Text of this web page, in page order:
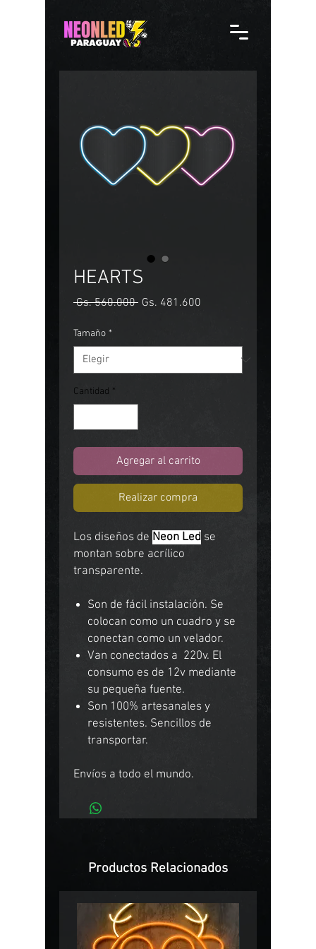
HEARTS
Gs. 560.000 Precio
Gs. 481.600
Tamaño *
Cantidad *
Agregar al carrito
Realizar compra
Los diseños de Neon Led se
montan sobre acrílico
transparente.
Son de fácil instalación. Se
colocan como un cuadro y se
conectan como un velador.
Van conectados a 220v. El
consumo es de 12v mediante
su pequeña fuente.
Son 100% artesanales y
resistentes. Sencillos de
transportar.
Envíos a todo el mundo.
Productos Relacionados